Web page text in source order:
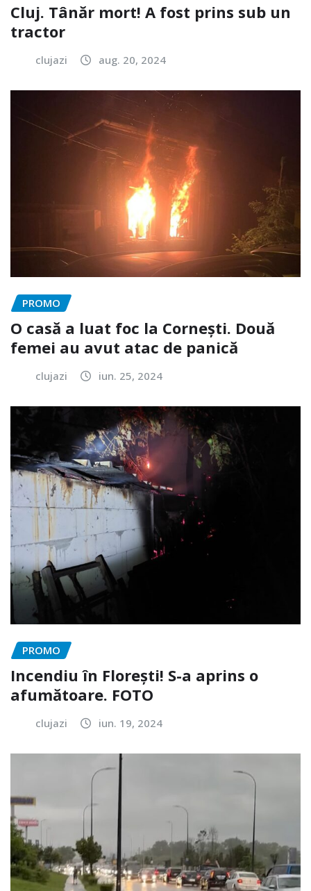
Cluj. Tânăr mort! A fost prins sub un
tractor
clujazi aug. 20, 2024
PROMO
O casă a luat foc la Cornești. Două
femei au avut atac de panică
clujazi iun. 25, 2024
PROMO
Incendiu în Florești! S-a aprins o
afumătoare. FOTO
clujazi iun. 19, 2024